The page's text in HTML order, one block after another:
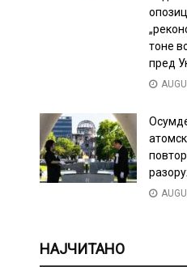
тоне
пред
НАЈЧИТАНО